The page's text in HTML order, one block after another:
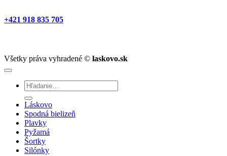
+421 918 835 705
Všetky práva vyhradené © laskovo.sk
Hľadať:
Láskovo
Spodná bielizeň
Plavky
Pyžamá
Šortky
Silónky